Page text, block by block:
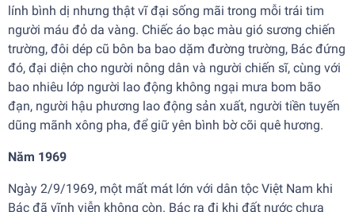
lính bình dị nhưng thật vĩ đại sống mãi trong mỗi trái tim
người máu đỏ da vàng. Chiếc áo bạc màu gió sương chiến
trường, đôi dép cũ bôn ba bao dặm đường trường, Bác đứng
đó, đại diện cho người nông dân và người chiến sĩ, cùng với
bao nhiêu lớp người lao động không ngại mưa bom bão
đạn, người hậu phương lao động sản xuất, người tiền tuyến
dũng mãnh xông pha, để giữ yên bình bờ cõi quê hương.
Năm 1969
Ngày 2/9/1969, một mất mát lớn với dân tộc Việt Nam khi
Bác đã vĩnh viễn không còn. Bác ra đi khi đất nước chưa